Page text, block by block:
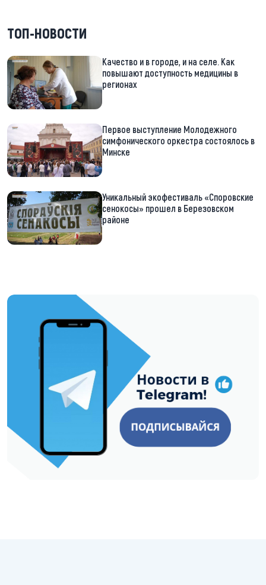
ТОП-НОВОСТИ
Качество и в городе, и на селе. Как
повышают доступность медицины в
регионах
Первое выступление Молодежного
симфонического оркестра состоялось в
Минске
Уникальный экофестиваль «Споровские
сенокосы» прошел в Березовском
районе
https://t.me/minskctvby